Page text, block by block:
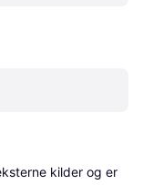
kilder og er